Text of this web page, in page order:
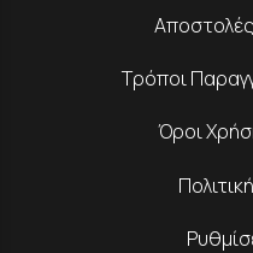
Τρόποι
Όροι